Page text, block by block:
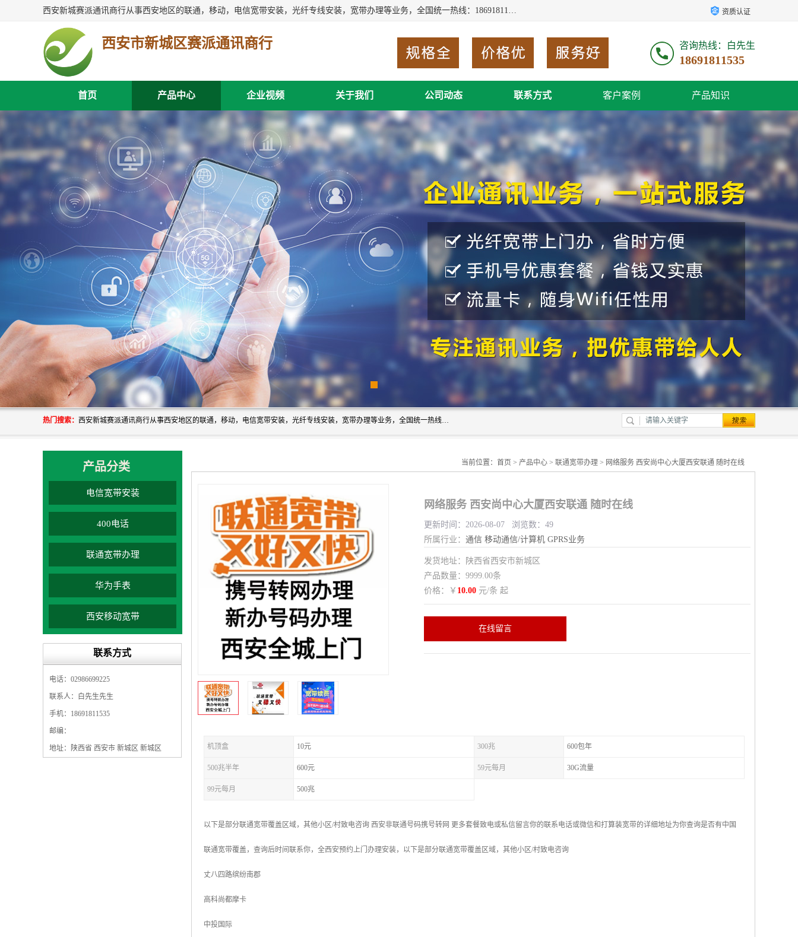
西安新城赛派通讯商行从事西安地区的联通，移动，电信宽带安装，光纤专线安装，宽带办理等业务，全国统一热线：18691811535。西安市新城区赛派通讯商行是一家专业通讯公司，欢迎新老客户来电咨询！ 资质认证
西安市新城区赛派通讯商行 咨询热线：白先生
18691811535
首页 产品中心 企业视频 关于我们 公司动态 联系方式 客户案例 产品知识
热门搜索： 西安新城赛派通讯商行从事西安地区的联通，移动，电信宽带安装，光纤专线安装，宽带办理等业务，全国统一热线：18691811535。西安市新城区赛派通讯商行是一家专业通讯公司，欢迎新老客户来电咨询！
产品分类
电信宽带安装
400电话
联通宽带办理
华为手表
西安移动宽带
联系方式
电话：02986699225
联系人：白先生先生
手机：18691811535
邮编：
地址：陕西省 西安市 新城区 新城区
当前位置： 首页 > 产品中心 > 联通宽带办理 > 网络服务 西安尚中心大厦西安联通 随时在线
网络服务 西安尚中心大厦西安联通 随时在线
更新时间：2026-08-07 浏览数：49
所属行业： 通信 移动通信/计算机 GPRS业务
发货地址：陕西省西安市新城区
产品数量：9999.00条
价格：￥ 10.00 元/条 起
在线留言
机顶盒 10元 300兆 600包年
500兆半年 600元 59元每月 30G流量
99元每月 500兆
以下是部分联通宽带覆盖区域，其他小区/村致电咨询 西安非联通号码携号转网 更多套餐致电或私信留言你的联系电话或微信和打算装宽带的详细地址为你查询是否有中国
联通宽带覆盖，查询后时间联系你，全西安预约上门办理安装，以下是部分联通宽带覆盖区域，其他小区/村致电咨询
丈八四路缤纷南郡
高科尚都摩卡
中投国际